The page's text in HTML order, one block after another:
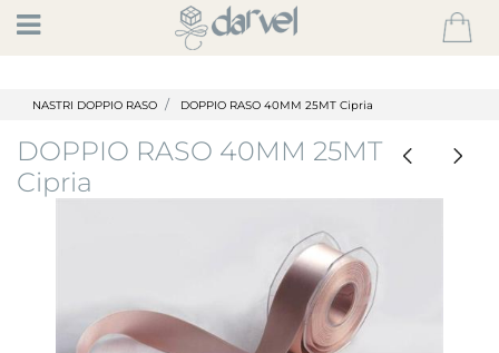
Open
NASTRI DOPPIO RASO DOPPIO RASO 40MM 25MT Cipria
DOPPIO RASO 40MM 25MT
Cipria